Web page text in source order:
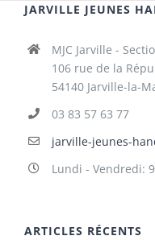
JARVILLE JEUNES
MJC Jarville -
106 rue de la
54140 Jarville-la-
03 83 57 63 77
jarville-jeunes-
Lundi - Vendredi:
ARTICLES RÉCENTS